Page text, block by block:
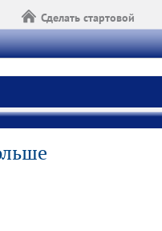
Сделать стартовой